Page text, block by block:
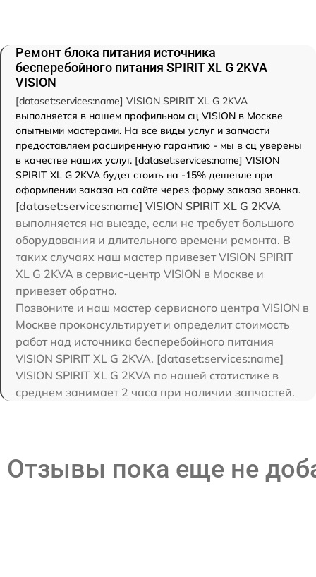
Ремонт блока питания источника
бесперебойного питания SPIRIT XL G 2KVA
VISION
[dataset:services:name] VISION SPIRIT XL G 2KVA
выполняется в нашем профильном сц VISION в Москве
опытными мастерами. На все виды услуг и запчасти
предоставляем расширенную гарантию - мы в сц уверены
в качестве наших услуг. [dataset:services:name] VISION
SPIRIT XL G 2KVA будет стоить на -15% дешевле при
оформлении заказа на сайте через форму заказа звонка.
[dataset:services:name] VISION SPIRIT XL G 2KVA
выполняется на выезде, если не требует большого
оборудования и длительного времени ремонта. В
таких случаях наш мастер привезет VISION SPIRIT
XL G 2KVA в сервис-центр VISION в Москве и
привезет обратно.
Позвоните и наш мастер сервисного центра VISION в
Москве проконсультирует и определит стоимость
работ над источника бесперебойного питания
VISION SPIRIT XL G 2KVA. [dataset:services:name]
VISION SPIRIT XL G 2KVA по нашей статистике в
среднем занимает 2 часа при наличии запчастей.
Отзывы пока еще не